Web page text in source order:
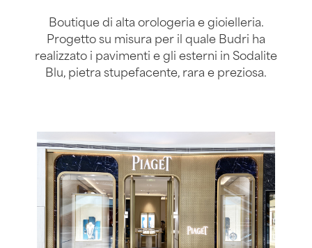
Boutique di alta orologeria e gioielleria.
Progetto su misura per il quale Budri ha
realizzato i pavimenti e gli esterni in Sodalite
Blu, pietra stupefacente, rara e preziosa.